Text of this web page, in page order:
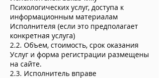
Психологических услуг, доступа к
информационным материалам
Исполнителя (если это предполагает
конкретная услуга)
2.2. Объем, стоимость, срок оказания
Услуг и форма регистрации размещены
на сайте.
2.3. Исполнитель вправе